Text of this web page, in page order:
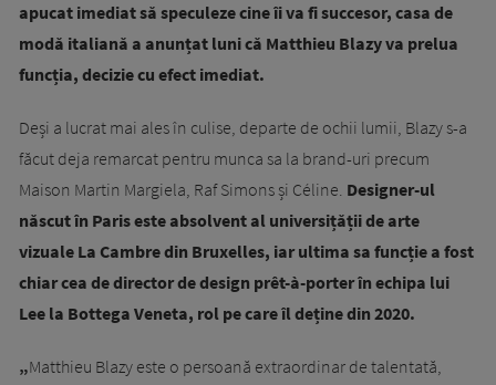
apucat imediat să speculeze cine îi va fi succesor, casa de
modă italiană a anunțat luni că Matthieu Blazy va prelua
funcția, decizie cu efect imediat.
Deși a lucrat mai ales în culise, departe de ochii lumii, Blazy s-a
făcut deja remarcat pentru munca sa la brand-uri precum
Maison Martin Margiela, Raf Simons și Céline. Designer-ul
născut în Paris este absolvent al universițății de arte
vizuale La Cambre din Bruxelles, iar ultima sa funcție a fost
chiar cea de director de design prêt-à-porter în echipa lui
Lee la Bottega Veneta, rol pe care îl deține din 2020.
„Matthieu Blazy este o persoană extraordinar de talentată,